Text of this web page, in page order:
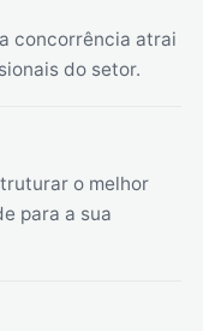
concorrência atrai
do setor.
o melhor
para a sua